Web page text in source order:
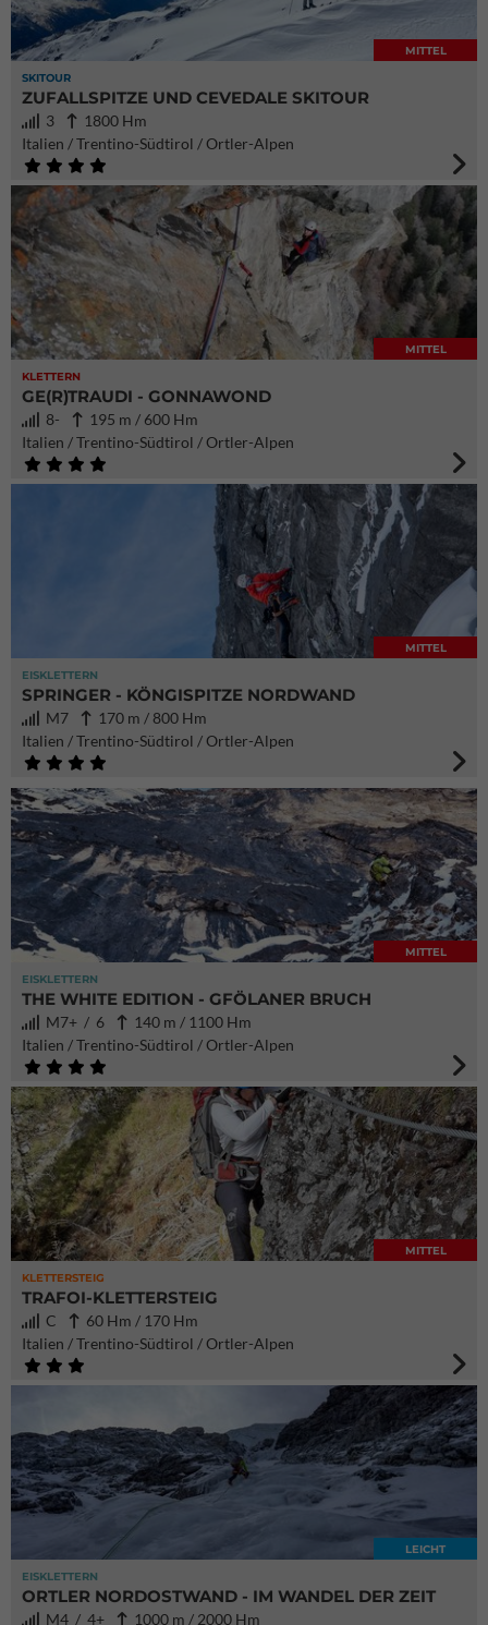
SKITOUR
MITTEL
ZUFALLSPITZE UND CEVEDALE SKITOUR
3
1800 Hm
Italien / Trentino-Südtirol / Ortler-Alpen
KLETTERN
MITTEL
GE(R)TRAUDI - GONNAWOND
8-
195 m / 600 Hm
Italien / Trentino-Südtirol / Ortler-Alpen
EISKLETTERN
MITTEL
SPRINGER - KÖNGISPITZE NORDWAND
M7
170 m / 800 Hm
Italien / Trentino-Südtirol / Ortler-Alpen
EISKLETTERN
MITTEL
THE WHITE EDITION - GFÖLANER BRUCH
M7+ / 6
140 m / 1100 Hm
Italien / Trentino-Südtirol / Ortler-Alpen
KLETTERSTEIG
MITTEL
TRAFOI-KLETTERSTEIG
C
60 Hm / 170 Hm
Italien / Trentino-Südtirol / Ortler-Alpen
EISKLETTERN
LEICHT
ORTLER NORDOSTWAND - IM WANDEL DER ZEIT
M4 / 4+ 1000 m / 2000 Hm